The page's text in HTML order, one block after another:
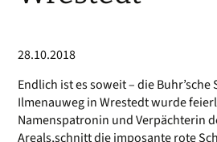
28.10.2018
Endlich ist es soweit – die
Ilmenauweg in Wrestedt wurde
Namenspatronin und Verpächterin
Areals,schnitt die imposante rote